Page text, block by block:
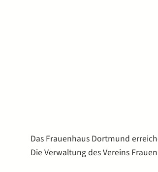
Das Frauenhaus Dortmund
Die Verwaltung des Vereins